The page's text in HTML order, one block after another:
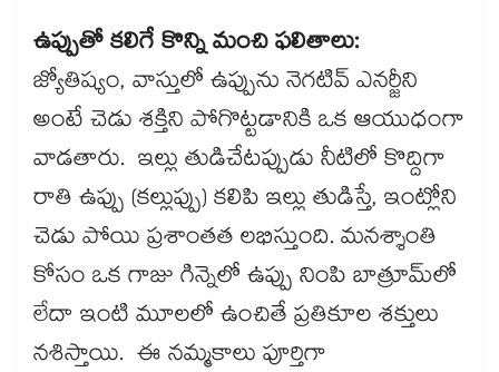
ఉప్పుతో కలిగే కొన్ని మంచి ఫలితాలు:
జ్యోతిష్యం, వాస్తులో ఉప్పును నెగటివ్ ఎనర్జీని
అంటే చెడు శక్తిని పోగొట్టడానికి ఒక ఆయుధంగా
వాడతారు. ఇల్లు తుడిచేటప్పుడు నీటిలో కొద్దిగా
రాతి ఉప్పు (కల్లుప్పు) కలిపి ఇల్లు తుడిస్తే, ఇంట్లోని
చెడు పోయి ప్రశాంతత లభిస్తుంది. మనశ్శాంతి
కోసం ఒక గాజు గిన్నెలో ఉప్పు నింపి బాత్రూమ్‌లో
లేదా ఇంటి మూలలో ఉంచితే ప్రతికూల శక్తులు
నశిస్తాయి. ఈ నమ్మకాలు పూర్తిగా